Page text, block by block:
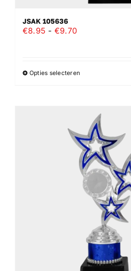
JSAK 105636
€8.95 - €9.70Prijsklasse:
€9.70
Opties selecterenDit
meerdere
variaties.
Deze
optie
kan
gekozen
worden
productpagina